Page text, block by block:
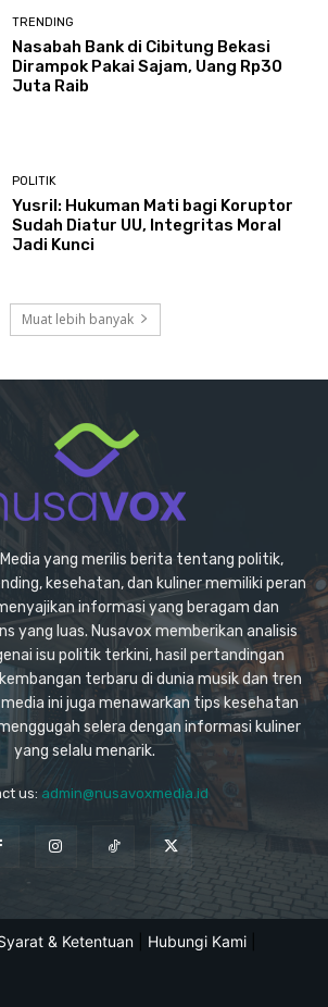
TRENDING
Nasabah Bank di Cibitung Bekasi
Dirampok Pakai Sajam, Uang Rp30
Juta Raib
POLITIK
Yusril: Hukuman Mati bagi Koruptor
Sudah Diatur UU, Integritas Moral
Jadi Kunci
Muat lebih banyak
yang merilis berita tentang politik,
kesehatan, dan kuliner memiliki peran
informasi yang beragam dan
yang luas. Nusavox memberikan analisis
isu politik terkini, hasil pertandingan
terbaru di dunia musik dan tren
ini juga menawarkan tips kesehatan
selera dengan informasi kuliner
yang selalu menarik.
us: admin@nusavoxmedia.id
& Ketentuan Hubungi Kami